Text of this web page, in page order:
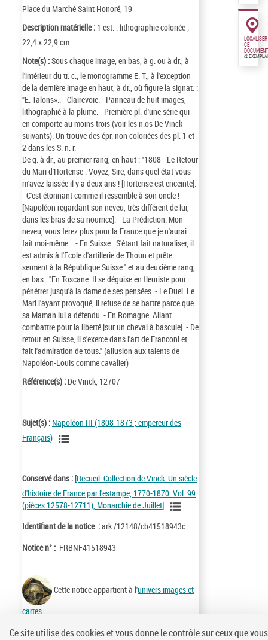
Place du Marché Saint Honoré, 19
Description matérielle : 1 est. : lithographie coloriée ;
22,4 x 22,9 cm
Note(s) :Sous chaque image, en bas, à g. ou à dr., à
l'intérieur du tr. c., le monogramme E. T., à l'exception
de la dernière image en haut, à dr., où figure la signat. :
"E. Talons».. - Clairevoie. - Panneau de huit images,
lithographié à la plume. - Première pl. d'une série qui
en comporte au moins trois (voir les n.os De Vinck
suivants). On trouve des épr. non coloriées des pl. 1 et
2 dans les S. n. r.
De g. à dr., au premier rang, en haut : "1808 - Le Retour
du Mari d'Hortense : Voyez, Sire, dans quel état vous
m'avez laissée il y a deux ans ! [Hortense est enceinte].
- C'est étonnant comme il ressemble à son oncle !
[Napoléon regardant son neveu, très différent de lui,
dans les bras de sa nourrice]. - La Prédiction. Mon
neveu, vous ferez plus pour la France que je n'aurai
fait moi-même... - En Suisse : S'étant fait naturaliser, il
est admis à l'Ecole d'artillerie de Thoun et prête
serment à la République Suisse." et au deuxième rang,
en bas : "En Toscane. Il se déguise en fleuriste pour
pénétrer jusqu'à la dame de ses pensées. - Le Duel. Le
Mari l'ayant provoqué, il refuse de se battre parce que
sa Maman lui a défendu. - En Romagne. Allant
combattre pour la liberté [sur un cheval à bascule]. - De
retour en Suisse, il s'exerce dans l'art de Franconi et
fait l'admiration de tous." (allusion aux talents de
Napoléon-Louis comme cavalier)
Référence(s) : De Vinck, 12707
Sujet(s) : Napoléon III (1808-1873 ; empereur des
Français)
Conservé dans :[Recueil. Collection de Vinck. Un siècle
d'histoire de France par l'estampe, 1770-1870. Vol. 99
(pièces 12578-12711), Monarchie de Juillet]
Identifiant de la notice :ark:/12148/cb41518943c
Notice n° : FRBNF41518943
Cette notice appartient à l'univers images et
cartes
LOCALISER
CE
DOCUMENT
(2
Ce site utilise des cookies et vous donne le contrôle sur ceux que vous